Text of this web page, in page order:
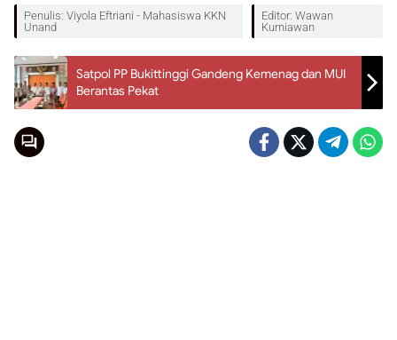
Penulis: Viyola Eftriani - Mahasiswa KKN
Unand
Editor: Wawan
Kurniawan
Satpol PP Bukittinggi Gandeng Kemenag dan MUI
Berantas Pekat